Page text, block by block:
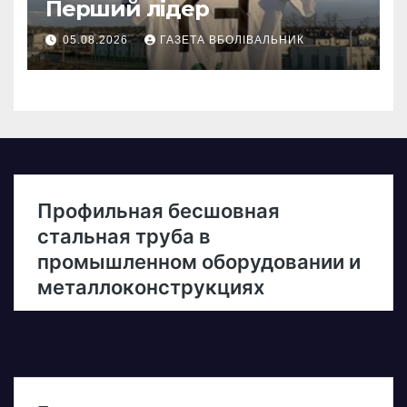
Перший лідер
05.08.2026 ГАЗЕТА ВБОЛІВАЛЬНИК